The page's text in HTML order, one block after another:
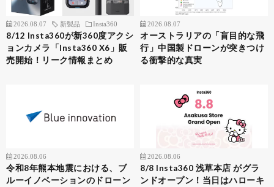
2026.08.07 新製品 Insta360
8/12 Insta360が新360度アクシ
ョンカメラ「Insta360 X6」販
売開始！リーク情報まとめ
2026.08.07
オーストラリアの「盲目的な飛
行」中国製ドローンが突きつけ
る衝撃的な真実
2026.08.06
令和8年熊本地震における、ブ
ルーイノベーションのドローン
2026.08.06
8/8 Insta360 浅草本店 がグラ
ンドオープン！当日はハローキ